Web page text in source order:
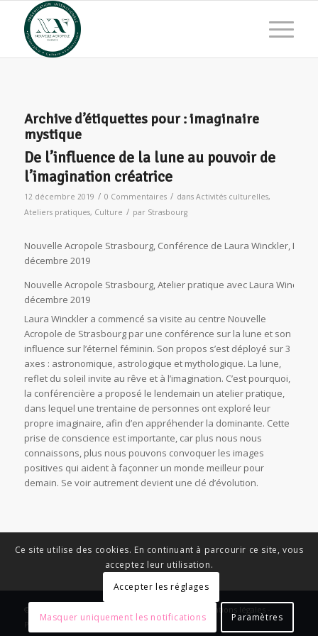
Archive d’étiquettes pour :imaginaire
mystique
De l’influence de la lune au pouvoir de
l’imagination créatrice
12 décembre 2019 / 0 Commentaires / dans Activités culturelles,
Ateliers pratiques, Culture / par Strasbourg
Nouvelle Acropole Strasbourg, Conférence de Laura Winckler,
décembre 2019
Nouvelle Acropole Strasbourg, Atelier pratique avec Laura
décembre 2019
Laura Winckler a commencé sa visite au centre Nouvelle
Acropole de Strasbourg par une conférence sur la lune et son
influence sur l’éternel féminin. Son propos s’est déployé sur 3
axes : astronomique, astrologique et mythologique. La lune,
reflet du soleil invite au rêve et à l’imagination. C’est pourquoi,
la conférencière a proposé le lendemain un atelier pratique,
dans lequel une trentaine de personnes ont exploré leur
propre imaginaire, afin d’en appréhender la dominante. Cette
prise de conscience est importante, car plus nous nous
connaissons, plus nous pouvons convoquer les images
positives qui aident à façonner un monde meilleur pour
demain. Se voir autrement devient une clé d’évolution.
© Copyright - News Nouvelle Acropole - 2023 - Mentions légales -
Politique de confidentialité
Ce site utilise des cookies. En continuant à parcourir ce site, vous
acceptez leur utilisation.
Accepter les réglages
Masquer uniquement les notifications Paramètres